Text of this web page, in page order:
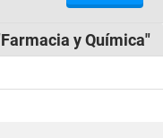
y Química"